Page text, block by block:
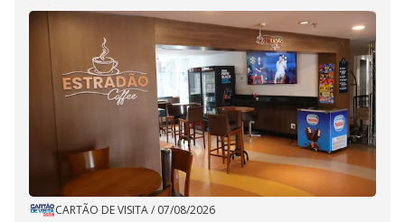
CARTÃO DE VISITA/ 07/08/2026